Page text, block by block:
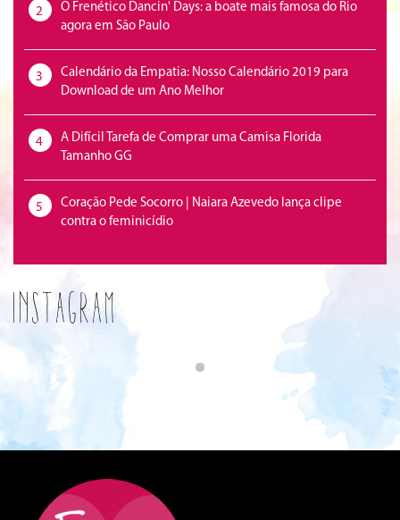
2
O Frenético Dancin' Days: a boate mais famosa do Rio
agora em São Paulo
3
Calendário da Empatia: Nosso Calendário 2019 para
Download de um Ano Melhor
4
A Difícil Tarefa de Comprar uma Camisa Florida
Tamanho GG
5
Coração Pede Socorro | Naiara Azevedo lança clipe
contra o feminicídio
Instagram